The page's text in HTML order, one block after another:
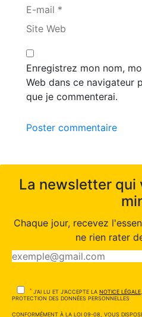
E-mail *
Site Web
Enregistrez mon nom,
Web dans ce navigateur
que je commenterai.
Poster commentaire
La newsletter qui
Chaque jour, recevez
ne rien rater
* J'AI LU ET J'ACCEPTE LA NOTICE LÉGALE
PROTECTION DES DONNÉES PERSONNELLES
CONFORMÉMENT À LA LOI 09-08, VOUS